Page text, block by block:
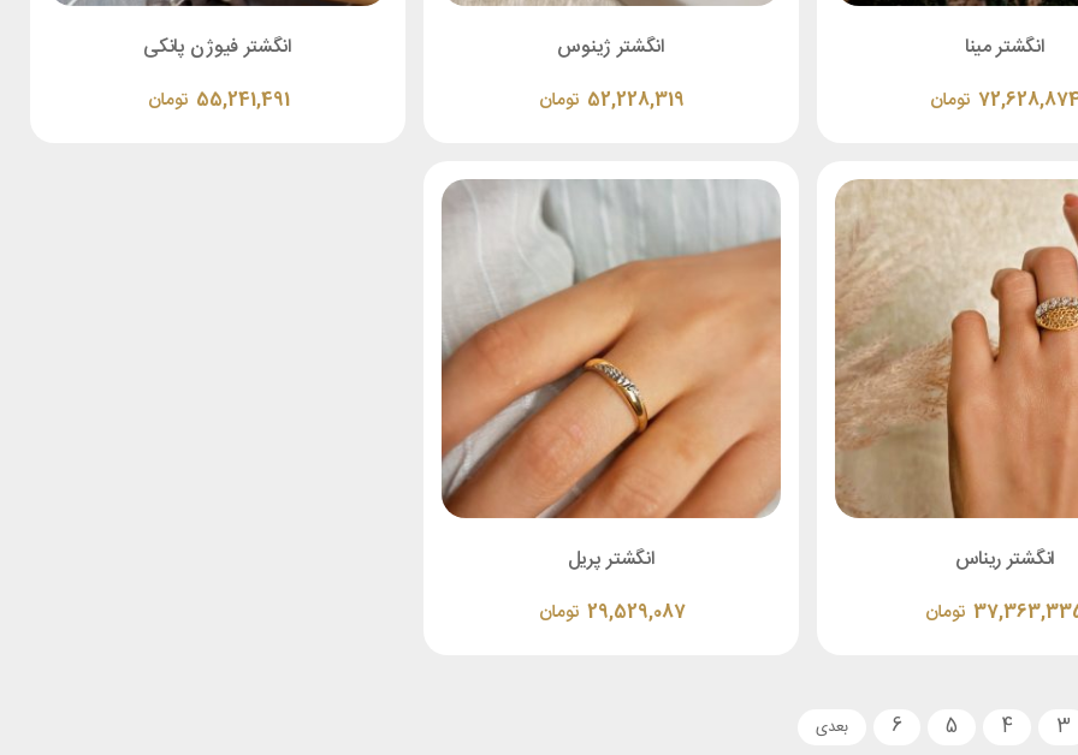
انگشتر مینا
تومان
انگشتر ژینوس
تومان 52,228,319
انگشتر فیوژن پانکی
تومان 55,241,491
انگشتر ریناس
تومان
انگشتر پریل
تومان 29,529,087
3
4
5
6